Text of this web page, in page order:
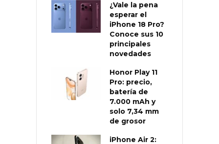
¿Vale la pena
esperar el
iPhone 18 Pro?
Conoce sus 10
principales
novedades
Honor Play 11
Pro: precio,
batería de
7.000 mAh y
solo 7,34 mm
de grosor
iPhone Air 2: